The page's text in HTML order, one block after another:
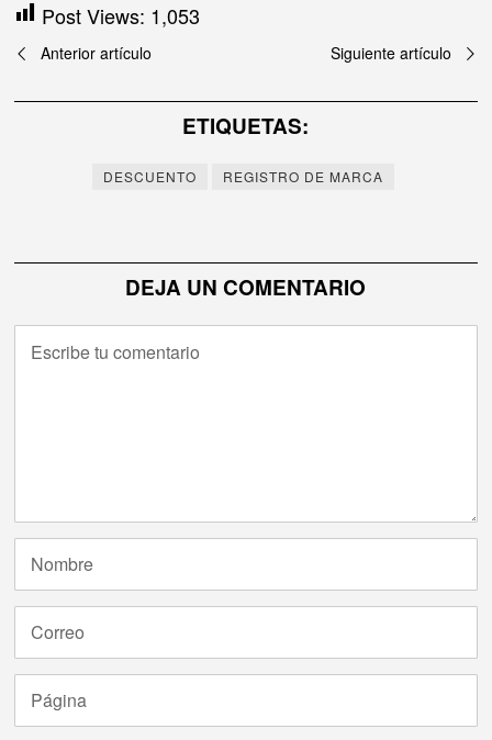
Post Views: 1,053
Navegación
de
Anterior artículo Siguiente artículo
ETIQUETAS:
DESCUENTO REGISTRO DE MARCA
DEJA UN COMENTARIO